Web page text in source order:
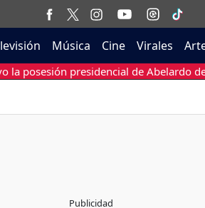
Música Cine Virales
la posesión presidencial de Abelardo